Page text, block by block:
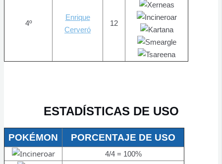
4º
Enrique
Cerveró
12
ESTADÍSTICAS DE USO
POKÉMON PORCENTAJE DE USO
4/4 = 100%